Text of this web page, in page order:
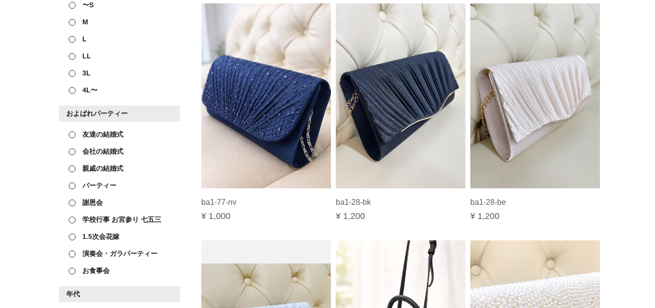
〜S
M
L
LL
3L
4L〜
およばれパーティー
友達の結婚式
会社の結婚式
親戚の結婚式
パーティー
謝恩会
学校行事 お宮参り 七五三
1.5次会花嫁
演奏会・ガラパーティー
お食事会
年代
ba1-77-nv
¥ 1,000
ba1-28-bk
¥ 1,200
ba1-28-be
¥ 1,200